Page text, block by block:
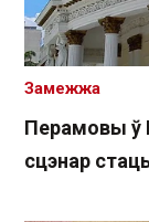
Перамовы ў
сцэнар
Замежжа